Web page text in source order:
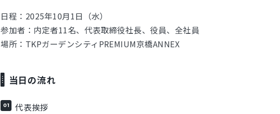
日程：2025年10月1日（水）
参加者：内定者11名、代表取締役社長、役員、全社員
場所：TKPガーデンシティPREMIUM京橋ANNEX
当日の流れ
代表挨拶